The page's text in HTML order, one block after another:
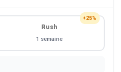
+25%
Rush
1 semaine